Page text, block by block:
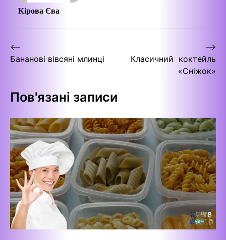
Кірова Єва
Навігація
записів
⟵
Бананові вівсяні млинці
Класичний коктейль
«Сніжок»
⟶
Пов'язані записи